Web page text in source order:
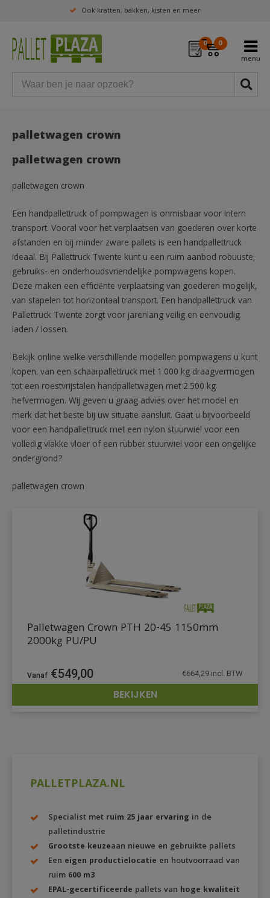
Ook kratten, bakken, kisten en meer
0 0
PALLETPLAZA.NL
Specialist met ruim 25 jaar ervaring in de
palletindustrie
Grootste keuzeaan nieuwe en gebruikte pallets
Een eigen productielocatie en houtvoorraad van
ruim 600 m3
EPAL-gecertificeerde pallets van hoge kwaliteit
palletwagen crown
palletwagen crown
palletwagen crown
Een handpallettruck of pompwagen is onmisbaar voor intern
transport. Vooral voor het verplaatsen van goederen over korte
afstanden en bij minder zware pallets is een handpallettruck
ideaal. Bij Pallettruck Twente kunt u een ruim aanbod robuuste,
gebruiks- en onderhoudsvriendelijke pompwagens kopen.
Deze maken een efficiënte verplaatsing van goederen mogelijk,
van stapelen tot horizontaal transport. Een handpallettruck van
Pallettruck Twente zorgt voor jarenlang veilig en eenvoudig
laden / lossen.
Bekijk online welke verschillende modellen pompwagens u kunt
kopen, van een schaarpallettruck met 1.000 kg draagvermogen
tot een roestvrijstalen handpalletwagen met 2.500 kg
hefvermogen. Wij geven u graag advies over het model en
merk dat het beste bij uw situatie aansluit. Gaat u bijvoorbeeld
voor een handpallettruck met een nylon stuurwiel voor een
volledig vlakke vloer of een rubber stuurwiel voor een ongelijke
ondergrond?
palletwagen crown
DETAILS
Palletwagen Crown PTH 20-45 1150mm
2000kg PU/PU
€549,00 €664,29 incl. BTW
BEKIJKEN